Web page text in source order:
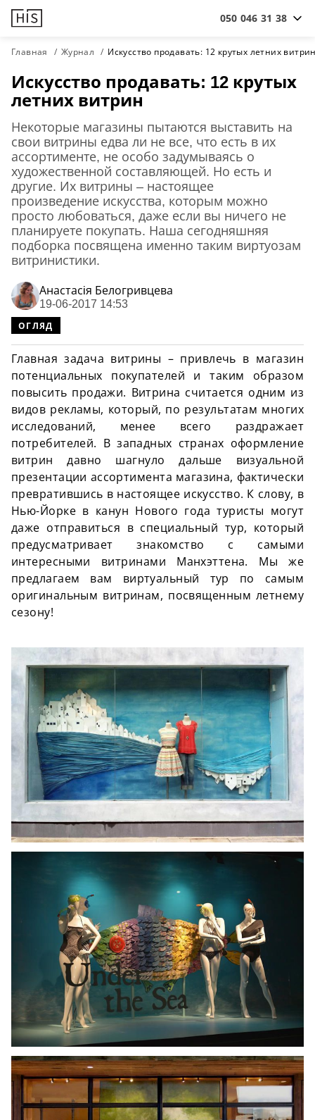
050 046 31 38
Главная Журнал Искусство продавать: 12 крутых летних
Искусство продавать: 12 крутых
летних витрин
Некоторые магазины пытаются выставить на
свои витрины едва ли не все, что есть в их
ассортименте, не особо задумываясь о
художественной составляющей. Но есть и
другие. Их витрины – настоящее
произведение искусства, которым можно
просто любоваться, даже если вы ничего не
планируете покупать. Наша сегодняшняя
подборка посвящена именно таким виртуозам
витринистики.
Анастасiя Белогривцева
19-06-2017 14:53
ОГЛЯД
Главная задача витрины – привлечь в магазин
потенциальных покупателей и таким образом
повысить продажи. Витрина считается одним из
видов рекламы, который, по результатам многих
исследований, менее всего раздражает
потребителей. В западных странах оформление
витрин давно шагнуло дальше визуальной
презентации ассортимента магазина, фактически
превратившись в настоящее искусство. К слову, в
Нью-Йорке в канун Нового года туристы могут
даже отправиться в специальный тур, который
предусматривает знакомство с самыми
интересными витринами Манхэттена. Мы же
предлагаем вам виртуальный тур по самым
оригинальным витринам, посвященным летнему
сезону!